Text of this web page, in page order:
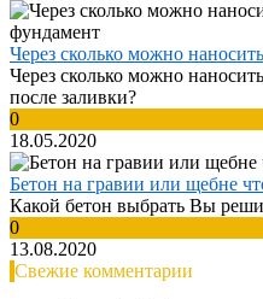
Через сколько можно
Через сколько можно
после заливки?
0
18.05.2020
Бетон на гравии или щебне
Какой бетон выбрать Вы
0
13.08.2020
Свежие комментарии